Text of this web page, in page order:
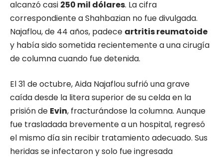
alcanzó casi 250 mil dólares. La cifra
correspondiente a Shahbazian no fue divulgada.
Najaflou, de 44 años, padece artritis reumatoide
y había sido sometida recientemente a una cirugía
de columna cuando fue detenida.
El 31 de octubre, Aida Najaflou sufrió una grave
caída desde la litera superior de su celda en la
prisión de Evin, fracturándose la columna. Aunque
fue trasladada brevemente a un hospital, regresó
el mismo día sin recibir tratamiento adecuado. Sus
heridas se infectaron y solo fue ingresada